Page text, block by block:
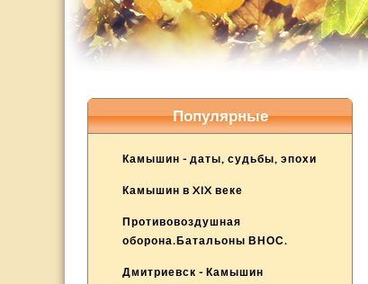
Популярные
Камышин - даты, судьбы, эпохи
Камышин в XIX веке
Противовоздушная
оборона.Батальоны ВНОС.
Дмитриевск - Камышин